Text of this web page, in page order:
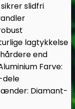
slidfri
lagtykkelse
end
Farve:
dele
Diamant-